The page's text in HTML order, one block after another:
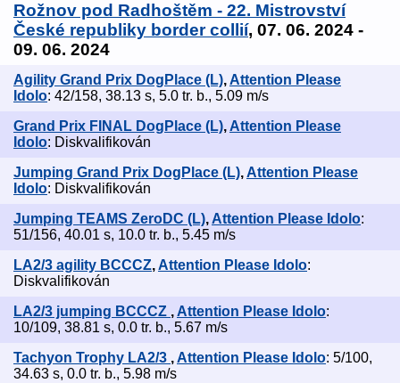
Rožnov pod Radhoštěm - 22. Mistrovství
České republiky border collií, 07. 06. 2024 -
09. 06. 2024
Agility Grand Prix DogPlace (L),Attention Please
Idolo: 42/158, 38.13 s, 5.0 tr. b., 5.09 m/s
Grand Prix FINAL DogPlace (L), Attention Please
Idolo: Diskvalifikován
Jumping Grand Prix DogPlace (L),Attention Please
Idolo: Diskvalifikován
Jumping TEAMS ZeroDC (L), Attention Please Idolo:
51/156, 40.01 s, 10.0 tr. b., 5.45 m/s
LA2/3 agility BCCCZ,Attention Please Idolo:
Diskvalifikován
LA2/3 jumping BCCCZ , Attention Please Idolo:
10/109, 38.81 s, 0.0 tr. b., 5.67 m/s
Tachyon Trophy LA2/3 ,Attention Please Idolo: 5/100,
34.63 s, 0.0 tr. b., 5.98 m/s